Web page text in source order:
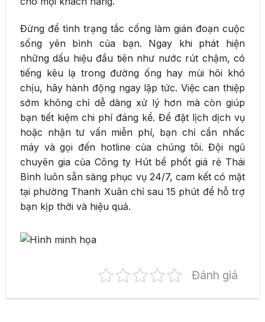
Đừng để tình trạng tắc cống làm gián đoạn cuộc
sống yên bình của bạn. Ngay khi phát hiện
những dấu hiệu đầu tiên như nước rút chậm, có
tiếng kêu lạ trong đường ống hay mùi hôi khó
chịu, hãy hành động ngay lập tức. Việc can thiệp
sớm không chỉ dễ dàng xử lý hơn mà còn giúp
bạn tiết kiệm chi phí đáng kể. Để đặt lịch dịch vụ
hoặc nhận tư vấn miễn phí, bạn chỉ cần nhấc
máy và gọi đến hotline của chúng tôi. Đội ngũ
chuyên gia của Công ty Hút bể phốt giá rẻ Thái
Bình luôn sẵn sàng phục vụ 24/7, cam kết có mặt
tại phường Thanh Xuân chỉ sau 15 phút để hỗ trợ
bạn kịp thời và hiệu quả.
Đánh giá